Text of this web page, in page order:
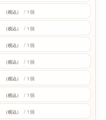
（税込） / 1個
（税込） / 1個
（税込） / 1個
（税込） / 1個
（税込） / 1個
（税込） / 1個
（税込） / 1個